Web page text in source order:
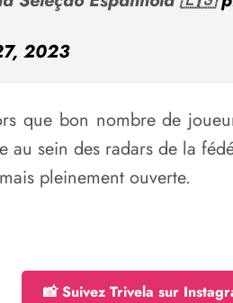
2023
que bon nombre de
sein des radars de la
pleinement ouverte.
📸 Suivez Trivela sur